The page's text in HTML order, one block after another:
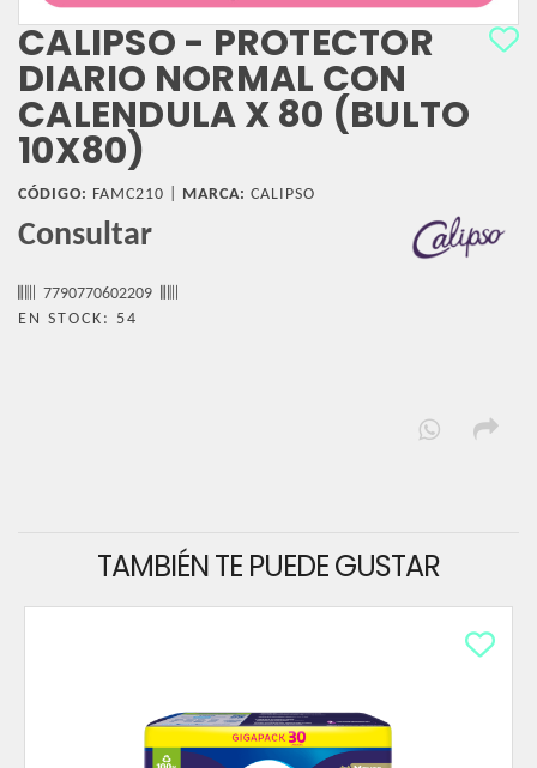
CALIPSO - PROTECTOR
DIARIO NORMAL CON
CALENDULA X 80 (BULTO
10X80)
CÓDIGO: FAMC210 | MARCA: CALIPSO
Consultar
7790770602209
EN STOCK: 54
TAMBIÉN TE PUEDE GUSTAR